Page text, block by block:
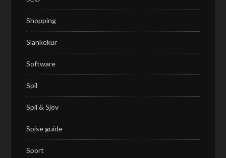
Shopping
Slankekur
Software
Spil
Spil & Sjov
Spise guide
Sport